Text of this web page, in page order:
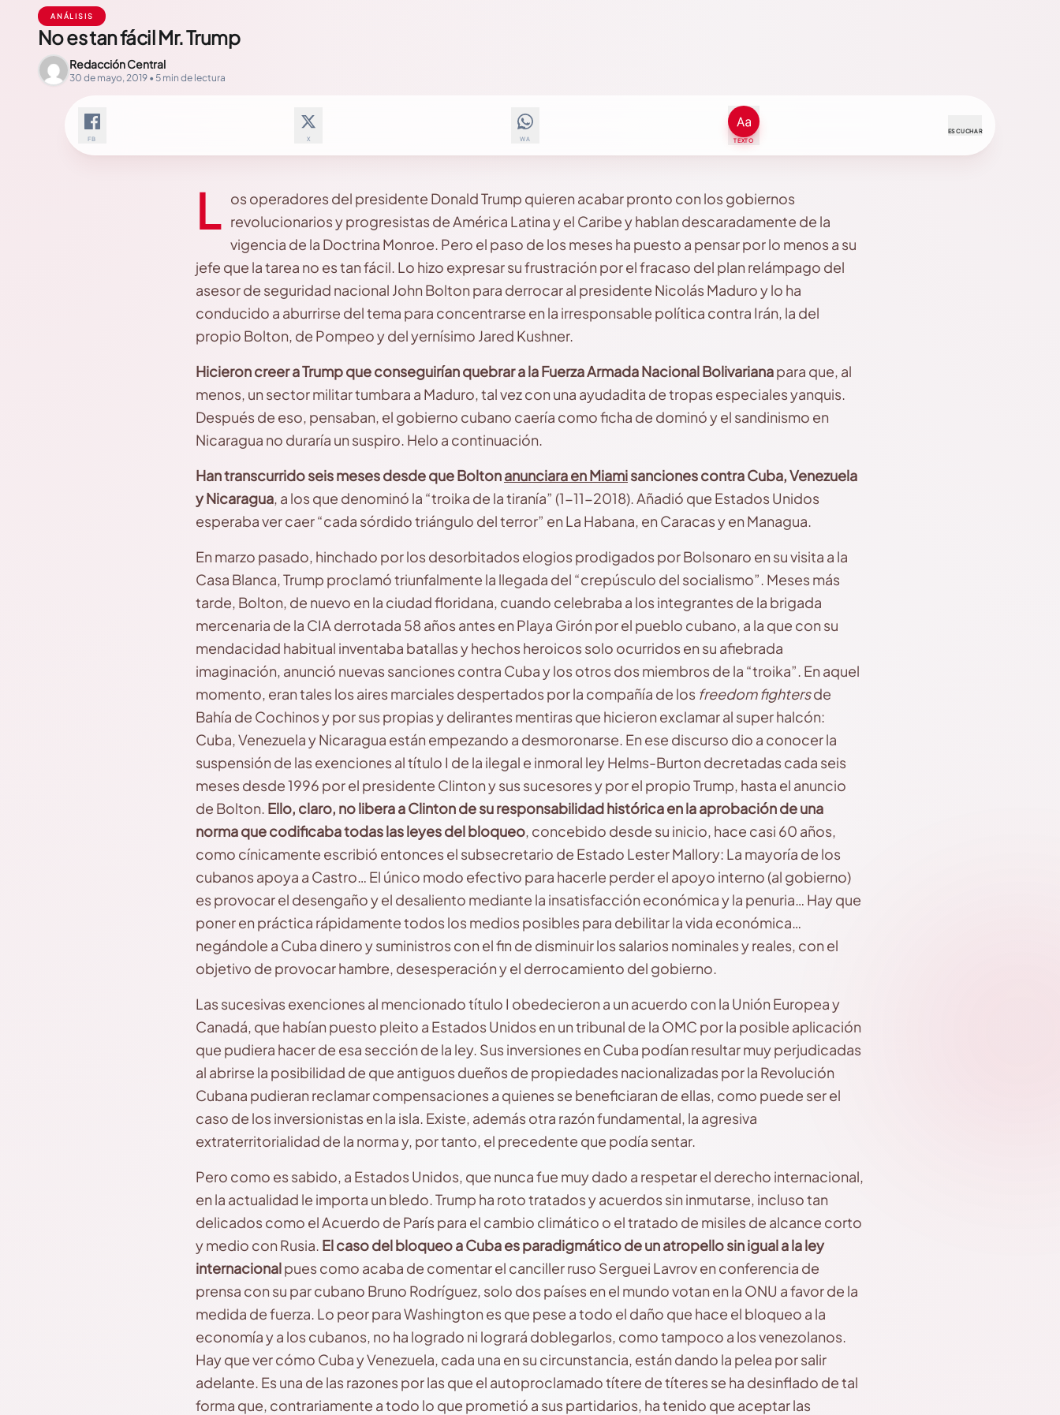
ANÁLISIS
No es tan fácil Mr. Trump
Redacción Central
30 de mayo, 2019 • 5 min de lectura
FB X WA TEXTO
ESCUCHAR
L os operadores del presidente Donald Trump quieren acabar pronto con los gobiernos
revolucionarios y progresistas de América Latina y el Caribe y hablan descaradamente de la
vigencia de la Doctrina Monroe. Pero el paso de los meses ha puesto a pensar por lo menos a su
jefe que la tarea no es tan fácil. Lo hizo expresar su frustración por el fracaso del plan relámpago del
asesor de seguridad nacional John Bolton para derrocar al presidente Nicolás Maduro y lo ha
conducido a aburrirse del tema para concentrarse en la irresponsable política contra Irán, la del
propio Bolton, de Pompeo y del yernísimo Jared Kushner.
Hicieron creer a Trump que conseguirían quebrar a la Fuerza Armada Nacional Bolivarianapara que, al
menos, un sector militar tumbara a Maduro, tal vez con una ayudadita de tropas especiales yanquis.
Después de eso, pensaban, el gobierno cubano caería como ficha de dominó y el sandinismo en
Nicaragua no duraría un suspiro. Helo a continuación.
Han transcurrido seis meses desde que Boltonanunciara en Miamisanciones contra Cuba, Venezuela
y Nicaragua, a los que denominó la “troika de la tiranía” (1-11-2018). Añadió que Estados Unidos
esperaba ver caer “cada sórdido triángulo del terror” en La Habana, en Caracas y en Managua.
En marzo pasado, hinchado por los desorbitados elogios prodigados por Bolsonaro en su visita a la
Casa Blanca, Trump proclamó triunfalmente la llegada del “crepúsculo del socialismo”. Meses más
tarde, Bolton, de nuevo en la ciudad floridana, cuando celebraba a los integrantes de la brigada
mercenaria de la CIA derrotada 58 años antes en Playa Girón por el pueblo cubano, a la que con su
mendacidad habitual inventaba batallas y hechos heroicos solo ocurridos en su afiebrada
imaginación, anunció nuevas sanciones contra Cuba y los otros dos miembros de la “troika”. En aquel
momento, eran tales los aires marciales despertados por la compañía de los freedom fightersde
Bahía de Cochinos y por sus propias y delirantes mentiras que hicieron exclamar al super halcón:
Cuba, Venezuela y Nicaragua están empezando a desmoronarse. En ese discurso dio a conocer la
suspensión de las exenciones al título I de la ilegal e inmoral ley Helms-Burton decretadas cada seis
meses desde 1996 por el presidente Clinton y sus sucesores y por el propio Trump, hasta el anuncio
de Bolton. Ello, claro, no libera a Clinton de su responsabilidad histórica en la aprobación de una
norma que codificaba todas las leyes del bloqueo, concebido desde su inicio, hace casi 60 años,
como cínicamente escribió entonces el subsecretario de Estado Lester Mallory: La mayoría de los
cubanos apoya a Castro… El único modo efectivo para hacerle perder el apoyo interno (al gobierno)
es provocar el desengaño y el desaliento mediante la insatisfacción económica y la penuria… Hay que
poner en práctica rápidamente todos los medios posibles para debilitar la vida económica…
negándole a Cuba dinero y suministros con el fin de disminuir los salarios nominales y reales, con el
objetivo de provocar hambre, desesperación y el derrocamiento del gobierno.
Las sucesivas exenciones al mencionado título I obedecieron a un acuerdo con la Unión Europea y
Canadá, que habían puesto pleito a Estados Unidos en un tribunal de la OMC por la posible aplicación
que pudiera hacer de esa sección de la ley. Sus inversiones en Cuba podían resultar muy perjudicadas
al abrirse la posibilidad de que antiguos dueños de propiedades nacionalizadas por la Revolución
Cubana pudieran reclamar compensaciones a quienes se beneficiaran de ellas, como puede ser el
caso de los inversionistas en la isla. Existe, además otra razón fundamental, la agresiva
extraterritorialidad de la norma y, por tanto, el precedente que podía sentar.
Pero como es sabido, a Estados Unidos, que nunca fue muy dado a respetar el derecho internacional,
en la actualidad le importa un bledo. Trump ha roto tratados y acuerdos sin inmutarse, incluso tan
delicados como el Acuerdo de París para el cambio climático o el tratado de misiles de alcance corto
y medio con Rusia. El caso del bloqueo a Cuba es paradigmático de un atropello sin igual a la ley
internacionalpues como acaba de comentar el canciller ruso Serguei Lavrov en conferencia de
prensa con su par cubano Bruno Rodríguez, solo dos países en el mundo votan en la ONU a favor de la
medida de fuerza. Lo peor para Washington es que pese a todo el daño que hace el bloqueo a la
economía y a los cubanos, no ha logrado ni logrará doblegarlos, como tampoco a los venezolanos.
Hay que ver cómo Cuba y Venezuela, cada una en su circunstancia, están dando la pelea por salir
adelante. Es una de las razones por las que el autoproclamado títere de títeres se ha desinflado de tal
forma que, contrariamente a todo lo que prometió a sus partidarios, ha tenido que aceptar las